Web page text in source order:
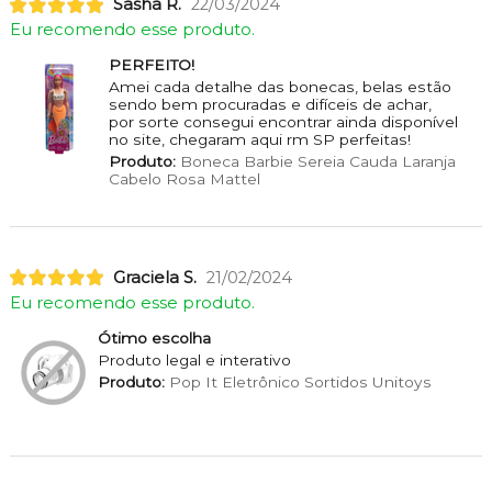
Sasha R. 22/03/2024
Eu recomendo esse produto.
PERFEITO!
Amei cada detalhe das bonecas, belas estão
sendo bem procuradas e difíceis de achar,
por sorte consegui encontrar ainda disponível
no site, chegaram aqui rm SP perfeitas!
Produto:Boneca Barbie Sereia Cauda Laranja
Cabelo Rosa Mattel
Graciela S. 21/02/2024
Eu recomendo esse produto.
Ótimo escolha
Produto legal e interativo
Produto:Pop It Eletrônico Sortidos Unitoys